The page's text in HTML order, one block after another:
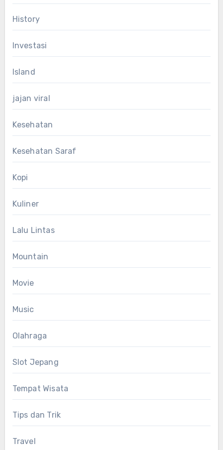
History
Investasi
Island
jajan viral
Kesehatan
Kesehatan Saraf
Kopi
Kuliner
Lalu Lintas
Mountain
Movie
Music
Olahraga
Slot Jepang
Tempat Wisata
Tips dan Trik
Travel